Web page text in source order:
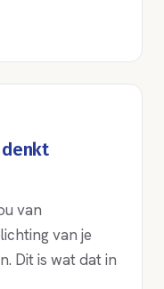
denkt
van
van je
Dit is wat dat in